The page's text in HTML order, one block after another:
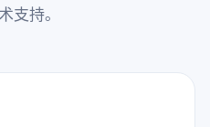
支持。